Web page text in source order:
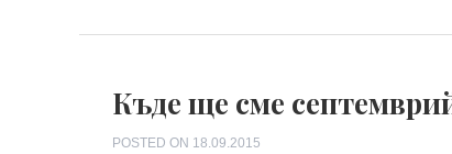
Къде ще сме
POSTED ON 18.09.2015